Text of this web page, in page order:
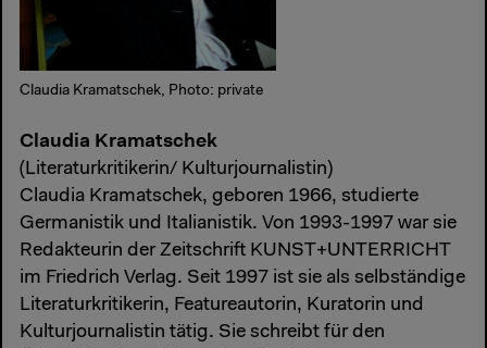
Claudia Kramatschek, Photo: private
Claudia Kramatschek
(Literaturkritikerin/ Kulturjournalistin)
Claudia Kramatschek, geboren 1966, studierte
Germanistik und Italianistik. Von 1993-1997 war sie
Redakteurin der Zeitschrift KUNST+UNTERRICHT
im Friedrich Verlag. Seit 1997 ist sie als selbständige
Literaturkritikerin, Featureautorin, Kuratorin und
Kulturjournalistin tätig. Sie schreibt für den